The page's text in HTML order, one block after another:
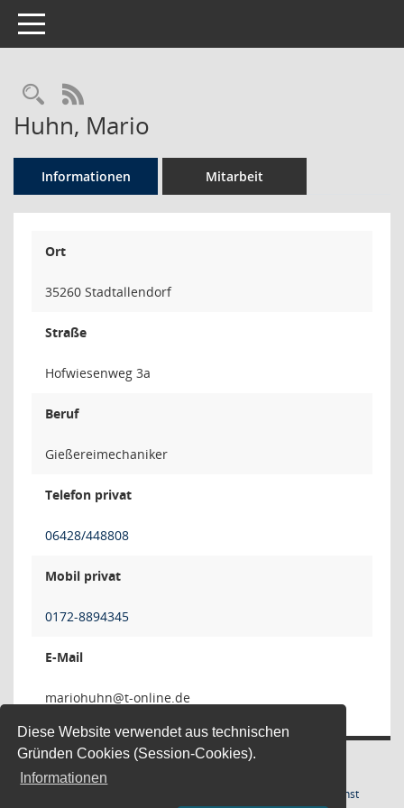
Diese Website verwendet aus technischen
Gründen Cookies (Session-Cookies).
Informationen
Toggle navigation
Rechercheauswahl
RSS-Feed
Huhn, Mario
Informationen Mitarbeit
Ort
35260 Stadtallendorf
Straße
Hofwiesenweg 3a
Beruf
Gießereimechaniker
Telefon privat
06428/448808
Mobil privat
0172-8894345
E-Mail
nhuh
Sitzungsdienst